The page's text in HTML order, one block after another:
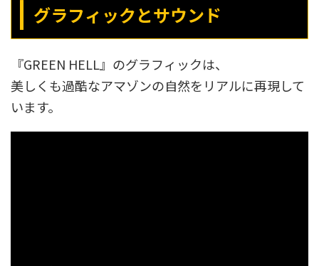
グラフィックとサウンド
『GREEN HELL』のグラフィックは、
美しくも過酷なアマゾンの自然をリアルに再現して
います。